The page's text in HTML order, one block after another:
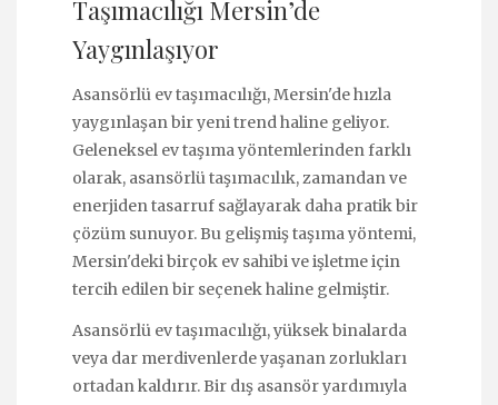
Taşımacılığı Mersin’de
Yaygınlaşıyor
Asansörlü ev taşımacılığı, Mersin'de hızla
yaygınlaşan bir yeni trend haline geliyor.
Geleneksel ev taşıma yöntemlerinden farklı
olarak, asansörlü taşımacılık, zamandan ve
enerjiden tasarruf sağlayarak daha pratik bir
çözüm sunuyor. Bu gelişmiş taşıma yöntemi,
Mersin'deki birçok ev sahibi ve işletme için
tercih edilen bir seçenek haline gelmiştir.
Asansörlü ev taşımacılığı, yüksek binalarda
veya dar merdivenlerde yaşanan zorlukları
ortadan kaldırır. Bir dış asansör yardımıyla